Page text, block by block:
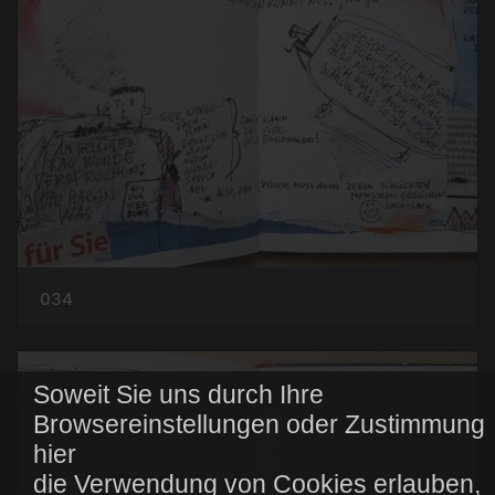
Soweit Sie uns durch Ihre
Browsereinstellungen oder Zustimmung
hier
die Verwendung von Cookies erlauben,
034